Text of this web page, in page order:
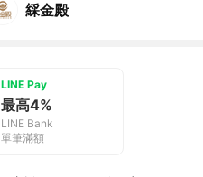
綵金殿
LINE Pay
最高4%
LINE Bank
單筆滿額